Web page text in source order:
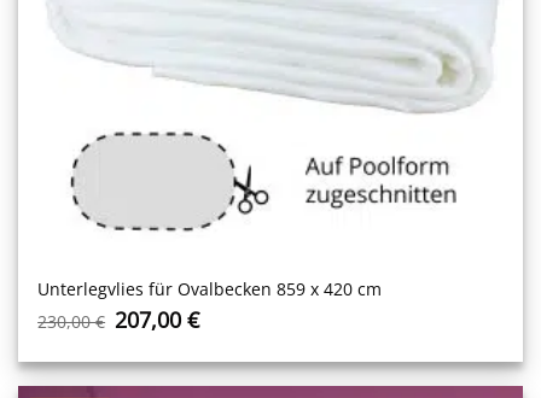
Unterlegvlies für Ovalbecken 859 x 420 cm
230,00€ Ursprünglicher
Preis
war:
230,00 €
207,00€Aktueller
ist:
207,00 €.